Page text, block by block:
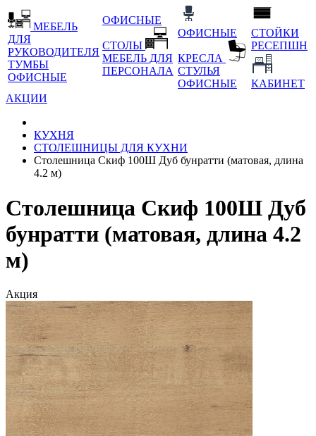
МЕБЕЛЬ
ДЛЯ
РУКОВОДИТЕЛЯ
ТУМБЫ
ОФИСНЫЕ
ОФИСНЫЕ
СТОЛЫ
МЕБЕЛЬ ДЛЯ
ПЕРСОНАЛА
ОФИСНЫЕ
КРЕСЛА
СТУЛЬЯ
ОФИСНЫЕ
СТОЙКИ
РЕСЕПШН
КАБИНЕТ
АКЦИИ
КУХНЯ
СТОЛЕШНИЦЫ ДЛЯ КУХНИ
Столешница Скиф 100Ш Дуб бунратти (матовая, длина
4.2 м)
Столешница Скиф 100Ш Дуб
бунратти (матовая, длина 4.2
м)
Акция